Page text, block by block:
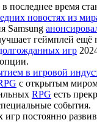
в последнее время
новостях из
Samsung
геймплей ещё
игр
в игровой
с открытым
RPG есть
события.
постоянно